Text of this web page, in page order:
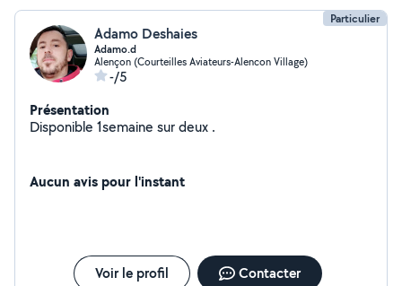
Particulier
Adamo Deshaies
Adamo.d
Alençon (Courteilles Aviateurs-Alencon Village)
-/5
Présentation
Disponible 1semaine sur deux .
Aucun avis pour l'instant
Voir le profil Contacter